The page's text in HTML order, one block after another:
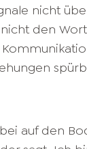
nicht
den
auf den